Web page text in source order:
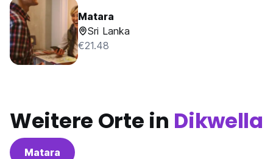
Matara
Sri Lanka
€21.48
Weitere Orte in Dikwella
Matara